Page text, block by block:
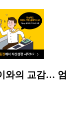
와의 교감… 엄